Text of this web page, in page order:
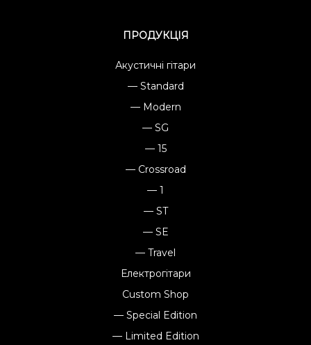
ПРОДУКЦІЯ
Акустичні гітари
— Standard
— Modern
— SG
— 15
— Crossroad
— 1
— ST
— SE
— Travel
Електрогітари
Custom Shop
— Special Edition
— Limited Edition